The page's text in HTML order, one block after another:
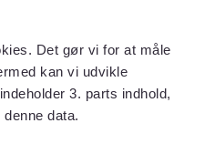
Det gør vi for at måle
kan vi udvikle
3. parts indhold,
denne data.